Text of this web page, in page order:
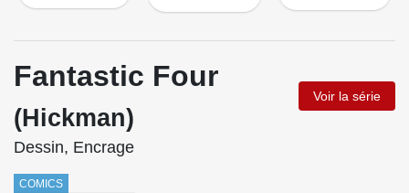
Fantastic Four
(Hickman)
Voir la série
Dessin, Encrage
COMICS